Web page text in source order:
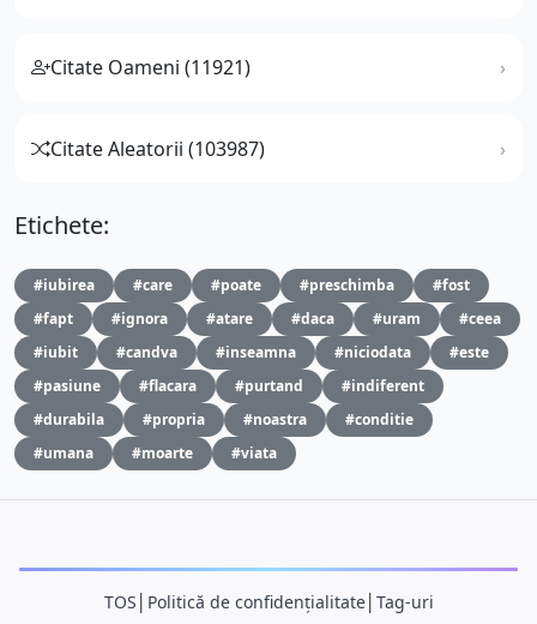
Citate Oameni (11921)
Citate Aleatorii (103987)
Etichete:
#iubirea #care #poate #preschimba
#fost
#fapt
#ignora #atare #daca #uram
#ceea
#iubit
#candva #inseamna #niciodata
#este
#pasiune
#flacara #purtand
#indiferent
#durabila
#propria #noastra
#conditie
#umana
#moarte #viata
TOS Politică de confidențialitate│ Tag-uri